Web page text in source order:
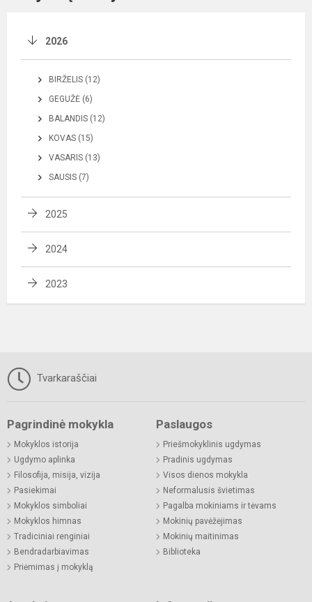
2026
BIRŽELIS (12)
GEGUŽĖ (6)
BALANDIS (12)
KOVAS (15)
VASARIS (13)
SAUSIS (7)
2025
2024
2023
Tvarkaraščiai
Pagrindinė mokykla
Mokyklos istorija
Ugdymo aplinka
Filosofija, misija, vizija
Pasiekimai
Mokyklos simboliai
Mokyklos himnas
Tradiciniai renginiai
Bendradarbiavimas
Priėmimas į mokyklą
Paslaugos
Priešmokyklinis ugdymas
Pradinis ugdymas
Visos dienos mokykla
Neformalusis švietimas
Pagalba mokiniams ir tėvams
Mokinių pavėžėjimas
Mokinių maitinimas
Biblioteka